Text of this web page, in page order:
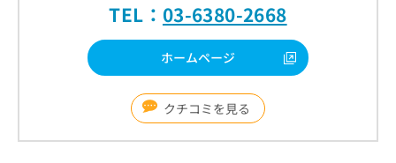
TEL： 03-6380-2668
ホームページ
クチコミを見る